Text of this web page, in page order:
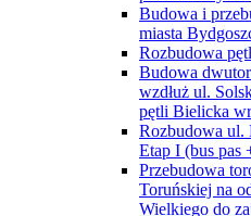
Budowa i
miasta
Rozbudowa
Budowa
wzdłuż ul.
pętli Bielicka
Rozbudowa ul.
Etap I (bus pas
Przebudowa
Toruńskiej na
Wielkiego do